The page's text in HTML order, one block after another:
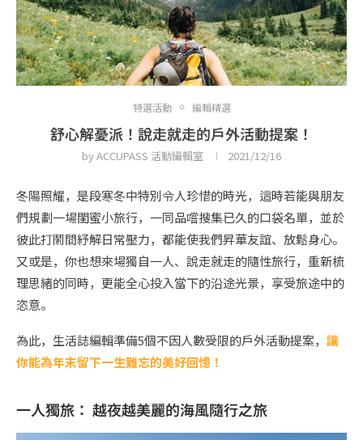
特選活動 編輯精選
舒心解憂派！說走就走的戶外活動提案！
byACCUPASS 活動編輯室 2021/12/16
冬陽照耀，是段寒冬中特別令人珍惜的時光，這時若能與朋友
們規劃一場閨蜜小旅行，一同品嚐搜集已久的口袋名單，並於
彼此打鬧間紓解日常壓力，都能使我們昇華友誼、放鬆身心。
又或是，你也想來場獨自一人、說走就走的隨性旅行，重新梳
理思緒的同時，更能全心投入當下的沿途光景，享受旅途中的
恣意。
為此，生活誌編輯準備5個不因人數受限的戶外活動提案， 讓
你能為年末留下一生難忘的美好回憶！
一人獨旅： 越夜越美麗的海風隨行之旅